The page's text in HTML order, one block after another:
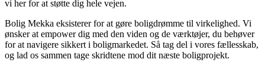
vi her for at støtte dig hele vejen.
Bolig Mekka eksisterer for at gøre boligdrømme til virkelighed. Vi
ønsker at empower dig med den viden og de værktøjer, du behøver
for at navigere sikkert i boligmarkedet. Så tag del i vores fællesskab,
og lad os sammen tage skridtene mod dit næste boligprojekt.